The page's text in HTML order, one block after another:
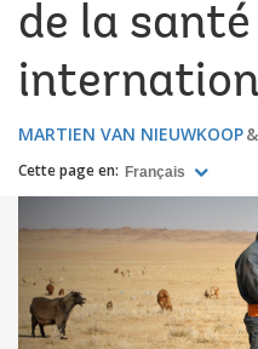
de la santé
MARTIEN VAN NIEUWKOOP
Cette page en: Français